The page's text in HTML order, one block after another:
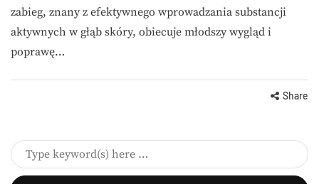
zabieg, znany z efektywnego wprowadzania substancji
aktywnych w głąb skóry, obiecuje młodszy wygląd i
poprawę…
Share